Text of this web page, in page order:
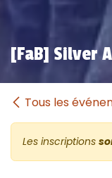
[FaB] Silver
Tous les
Les inscriptions